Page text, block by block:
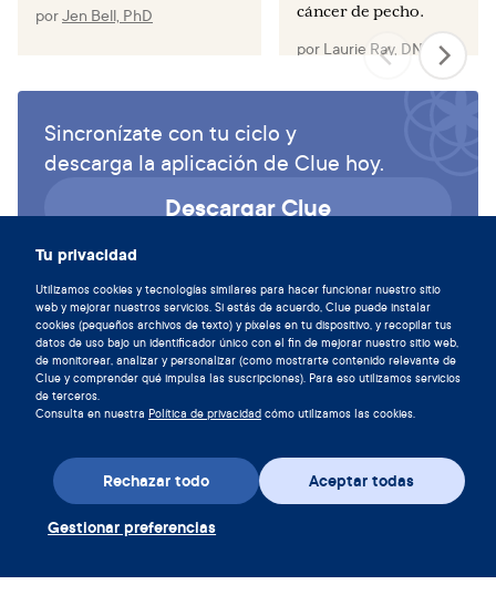
Tu privacidad
Utilizamos cookies y tecnologías similares para hacer funcionar nuestro sitio
web y mejorar nuestros servicios. Si estás de acuerdo, Clue puede instalar
cookies (pequeños archivos de texto) y píxeles en tu dispositivo, y recopilar tus
datos de uso bajo un identificador único con el fin de mejorar nuestro sitio web,
de monitorear, analizar y personalizar (como mostrarte contenido relevante de
Clue y comprender qué impulsa las suscripciones). Para eso utilizamos servicios
de terceros.
Consulta en nuestra Política de privacidad cómo utilizamos las cookies.
Aceptar todas
Rechazar todo
Gestionar preferencias
porJen Bell, PhD
cáncer de pecho.
por Laurie Ray, DNP
Sincronízate con tu ciclo y
descarga la aplicación de Clue hoy.
Descargar Clue
Descarga la aplicación